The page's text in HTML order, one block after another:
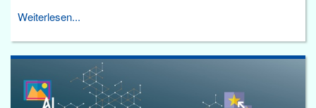
Weiterlesen...